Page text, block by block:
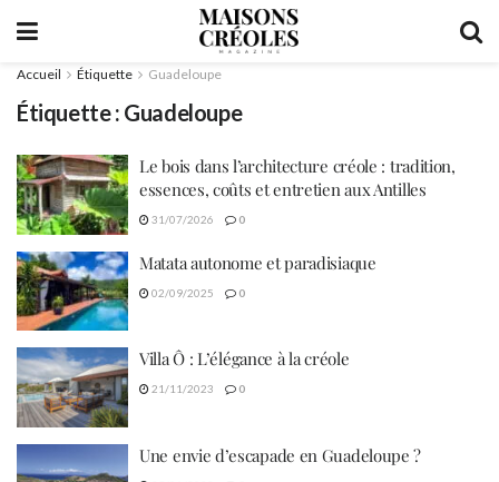
Accueil Étiquette Guadeloupe
Étiquette : Guadeloupe
Le bois dans l’architecture créole : tradition,
essences, coûts et entretien aux Antilles
31/07/2026 0
Matata autonome et paradisiaque
02/09/2025 0
Villa Ô : L’élégance à la créole
21/11/2023 0
Une envie d’escapade en Guadeloupe ?